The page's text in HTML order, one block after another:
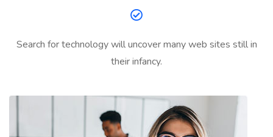
Search for technology will uncover many web sites still in
their infancy.